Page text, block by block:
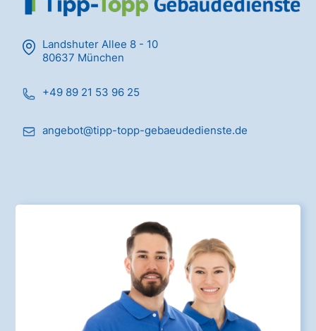
Landshuter Allee 8 - 10
80637 München
+49 89 21 53 96 25
angebot@tipp-topp-gebaeudedienste.de